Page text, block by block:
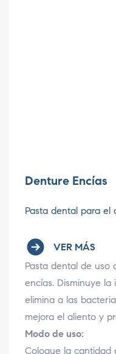
Denture Encías
Pasta dental para el
VER MÁS
Pasta dental de uso
encías. Disminuye
elimina a las
mejora el aliento y
Modo de uso:
Coloque la cantidad